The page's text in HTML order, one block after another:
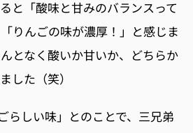
と「酸味と甘みのバランスって
りんごの味が濃厚！」 と感じま
となく酸いか甘いか、どちらか
した（笑）
らしい味」とのことで、三兄弟